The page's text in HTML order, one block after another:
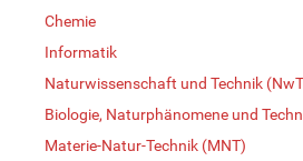
Chemie
Informatik
Naturwissenschaft und Technik
Biologie, Naturphänomene und
Materie-Natur-Technik (MNT)